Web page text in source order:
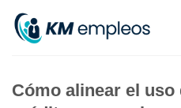
content
Cómo alinear el uso